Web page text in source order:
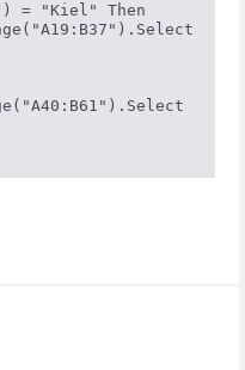
= "Kiel" Then